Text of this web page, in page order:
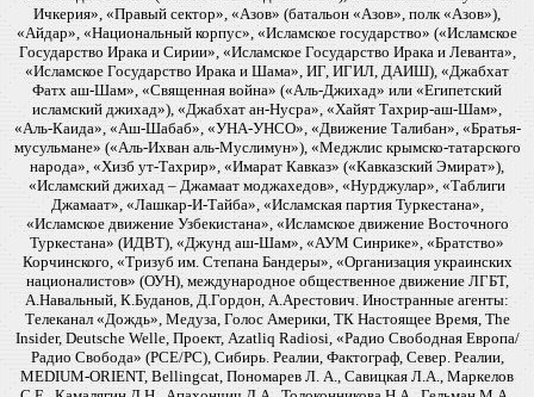
Ичкерия», «Правый сектор», «Азов» (батальон «Азов», полк «Азов»),
«Айдар», «Национальный корпус», «Исламское государство» («Исламское
Государство Ирака и Сирии», «Исламское Государство Ирака и Леванта»,
«Исламское Государство Ирака и Шама», ИГ, ИГИЛ, ДАИШ), «Джабхат
Фатх аш-Шам», «Священная война» («Аль-Джихад» или «Египетский
исламский джихад»), «Джабхат ан-Нусра», «Хайят Тахрир-аш-Шам»,
«Аль-Каида», «Аш-Шабаб», «УНА-УНСО», «Движение Талибан», «Братья-
мусульмане» («Аль-Ихван аль-Муслимун»), «Меджлис крымско-татарского
народа», «Хизб ут-Тахрир», «Имарат Кавказ» («Кавказский Эмират»),
«Исламский джихад – Джамаат моджахедов», «Нурджулар», «Таблиги
Джамаат», «Лашкар-И-Тайба», «Исламская партия Туркестана»,
«Исламское движение Узбекистана», «Исламское движение Восточного
Туркестана» (ИДВТ), «Джунд аш-Шам», «АУМ Синрике», «Братство»
Корчинского, «Тризуб им. Степана Бандеры», «Организация украинских
националистов» (ОУН), международное общественное движение ЛГБТ,
А.Навальный, К.Буданов, Д.Гордон, А.Арестович. Иностранные агенты:
Телеканал «Дождь», Медуза, Голос Америки, ТК Настоящее Время, The
Insider, Deutsche Welle, Проект, Azatliq Radiosi, «Радио Свободная Европа/
Радио Свобода» (PCE/PC), Сибирь. Реалии, Фактограф, Север. Реалии,
MEDIUM-ORIENT, Bellingcat, Пономарев Л. А., Савицкая Л.А., Маркелов